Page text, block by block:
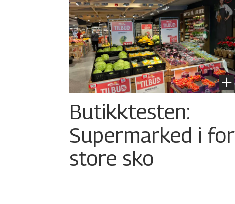
Butikktesten:
Supermarked i for
store sko